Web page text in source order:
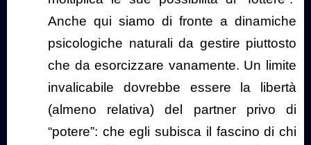
Anche qui siamo di fronte a dinamiche
psicologiche naturali da gestire piuttosto
che da esorcizzare vanamente. Un limite
invalicabile dovrebbe essere la libertà
(almeno relativa) del partner privo di
“potere”: che egli subisca il fascino di chi